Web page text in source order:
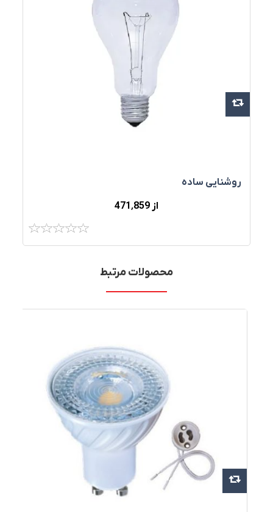
روشنایی ساده
از 471٬859
محصولات مرتبط